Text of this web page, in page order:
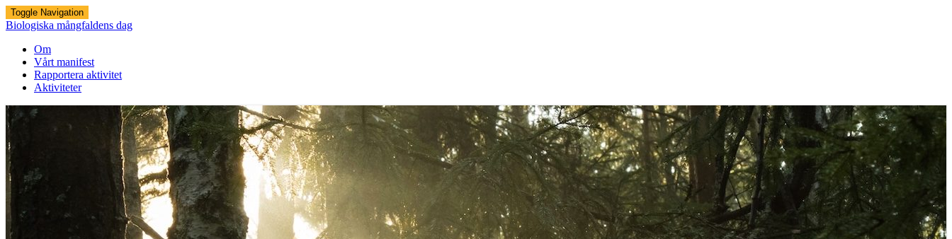
Toggle Navigation
Biologiska mångfaldens dag
Om
Vårt manifest
Rapportera aktivitet
Aktiviteter